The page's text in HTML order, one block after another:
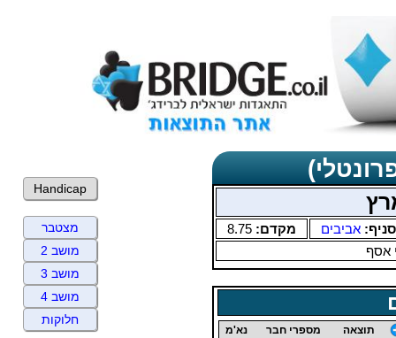
סניף: אביבים מקדם: 8.75
אסף
תוצאה מספרי חבר נא'מ
Handicap
מצטבר
מושב 2
מושב 3
מושב 4
חלוקות